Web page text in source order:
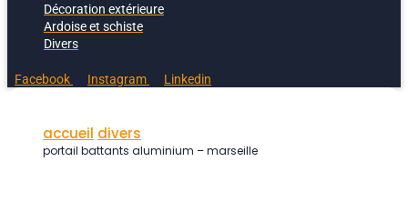
Décoration extérieure
Ardoise et schiste
Divers
Facebook Instagram Linkedin
accueil divers
portail battants aluminium – marseille